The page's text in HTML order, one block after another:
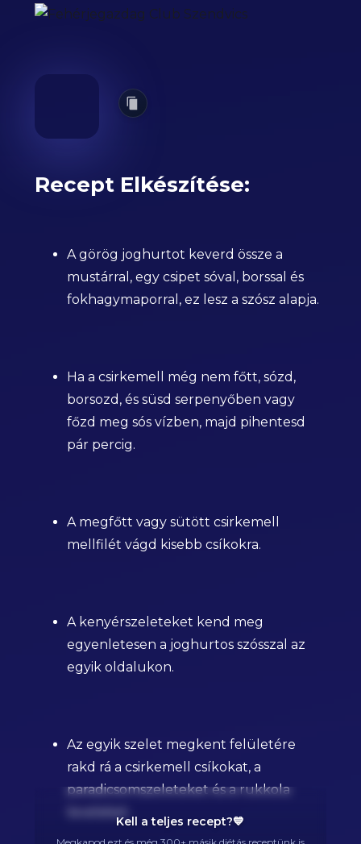
Recept Elkészítése:
A görög joghurtot keverd össze a
mustárral, egy csipet sóval, borssal és
fokhagymaporral, ez lesz a szósz alapja.
Ha a csirkemell még nem főtt, sózd,
borsozd, és süsd serpenyőben vagy
főzd meg sós vízben, majd pihentesd
pár percig.
A megfőtt vagy sütött csirkemell
mellfilét vágd kisebb csíkokra.
A kenyérszeleteket kend meg
egyenletesen a joghurtos szósszal az
egyik oldalukon.
Az egyik szelet megkent felületére
rakd rá a csirkemell csíkokat, a
paradicsomszeleteket és a rukkola
Kell a teljes recept?💙